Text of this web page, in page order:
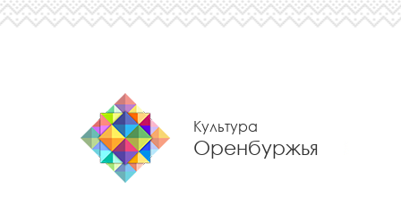
Культура
Оренбуржья